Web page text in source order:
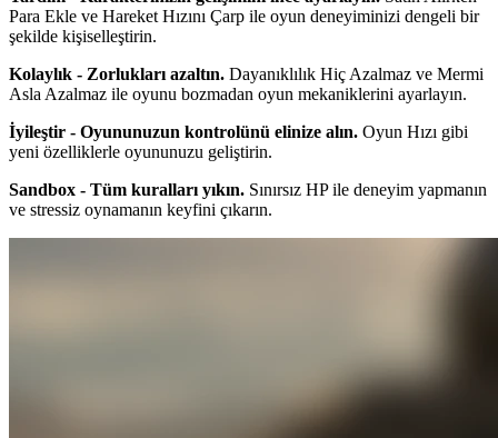
Para Ekle ve Hareket Hızını Çarp ile oyun deneyiminizi dengeli bir
şekilde kişiselleştirin.
Kolaylık - Zorlukları azaltın. Dayanıklılık Hiç Azalmaz ve Mermi
Asla Azalmaz ile oyunu bozmadan oyun mekaniklerini ayarlayın.
İyileştir - Oyununuzun kontrolünü elinize alın. Oyun Hızı gibi
yeni özelliklerle oyununuzu geliştirin.
Sandbox - Tüm kuralları yıkın. Sınırsız HP ile deneyim yapmanın
ve stressiz oynamanın keyfini çıkarın.